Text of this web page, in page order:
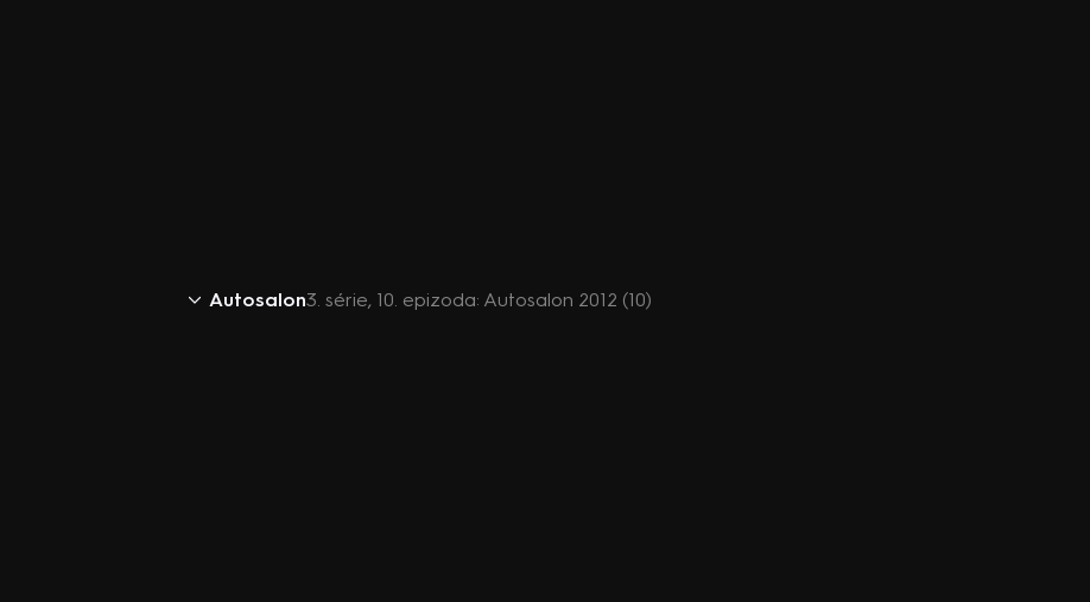
Autosalon3. série, 10. epizoda: Autosalon 2012 (10)